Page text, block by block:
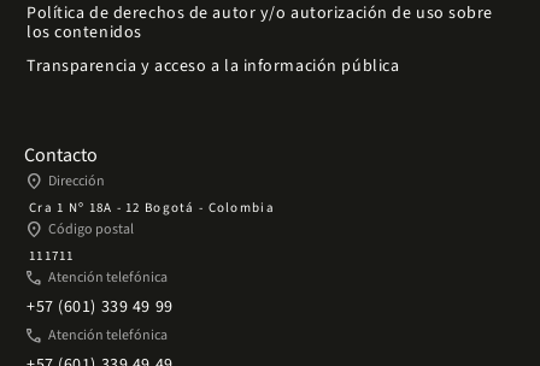
Política de derechos de autor y/o autorización de uso sobre
los contenidos
Transparencia y acceso a la información pública
Contacto
place Dirección
Cra 1 Nº 18A - 12 Bogotá - Colombia
place Código postal
111711
phone Atención telefónica
+57 (601) 339 49 99
phone Atención telefónica